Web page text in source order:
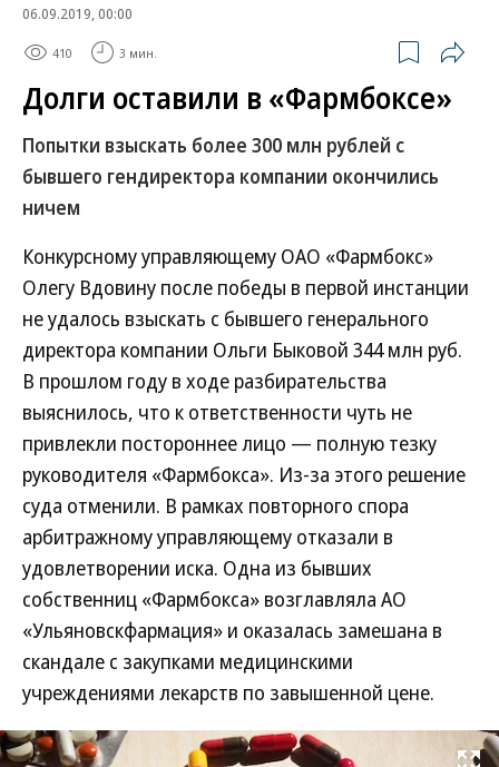
06.09.2019, 00:00
410 3 мин.
Долги оставили в «Фармбоксе»
Попытки взыскать более 300 млн рублей с
бывшего гендиректора компании окончились
ничем
Конкурсному управляющему ОАО «Фармбокс»
Олегу Вдовину после победы в первой инстанции
не удалось взыскать с бывшего генерального
директора компании Ольги Быковой 344 млн руб.
В прошлом году в ходе разбирательства
выяснилось, что к ответственности чуть не
привлекли постороннее лицо — полную тезку
руководителя «Фармбокса». Из-за этого решение
суда отменили. В рамках повторного спора
арбитражному управляющему отказали в
удовлетворении иска. Одна из бывших
собственниц «Фармбокса» возглавляла АО
«Ульяновскфармация» и оказалась замешана в
скандале с закупками медицинскими
учреждениями лекарств по завышенной цене.